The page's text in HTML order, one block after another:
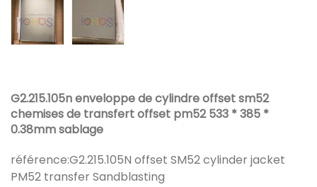
G2.215.105n enveloppe de cylindre offset sm52
chemises de transfert offset pm52 533 * 385 *
0.38mm sablage
référence:G2.215.105N offset SM52 cylinder jacket
PM52 transfer Sandblasting